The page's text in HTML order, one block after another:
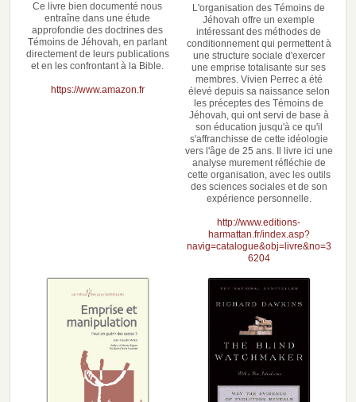
Ce livre bien documenté nous
entraîne dans une étude
approfondie des doctrines des
Témoins de Jéhovah, en parlant
directement de leurs publications
et en les confrontant à la Bible.
https://www.amazon.fr
L'organisation des Témoins de
Jéhovah offre un exemple
intéressant des méthodes de
conditionnement qui permettent à
une structure sociale d'exercer
une emprise totalisante sur ses
membres. Vivien Perrec a été
élevé depuis sa naissance selon
les préceptes des Témoins de
Jéhovah, qui ont servi de base à
son éducation jusqu'à ce qu'il
s'affranchisse de cette idéologie
vers l'âge de 25 ans. Il livre ici une
analyse murement réfléchie de
cette organisation, avec les outils
des sciences sociales et de son
expérience personnelle.
http://www.editions-
harmattan.fr/index.asp?
navig=catalogue&obj=livre&no=3
6204